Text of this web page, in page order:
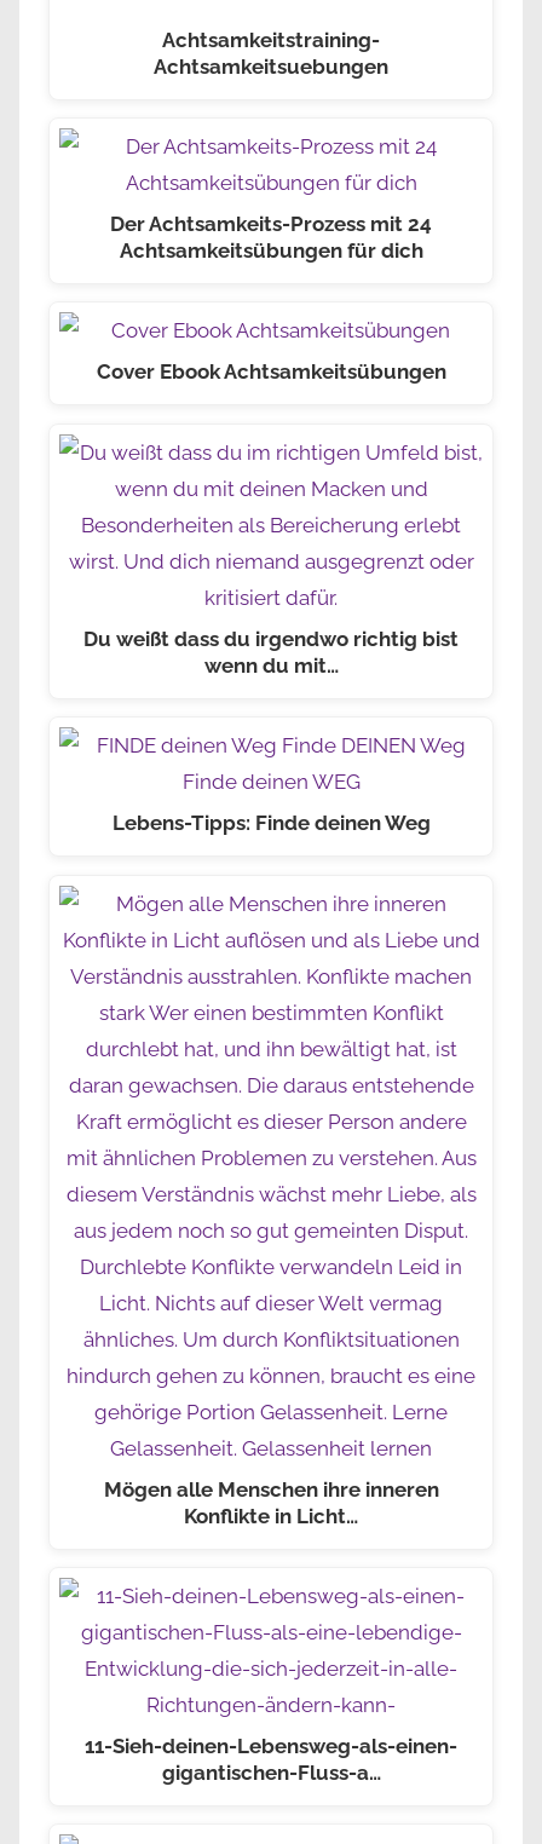
Achtsamkeitstraining-
Achtsamkeitsuebungen
Der Achtsamkeits-Prozess mit 24
Achtsamkeitsübungen für dich
Cover Ebook Achtsamkeitsübungen
Du weißt dass du irgendwo richtig bist
wenn du mit…
Lebens-Tipps: Finde deinen Weg
Mögen alle Menschen ihre inneren
Konflikte in Licht…
11-Sieh-deinen-Lebensweg-als-einen-
gigantischen-Fluss-a…